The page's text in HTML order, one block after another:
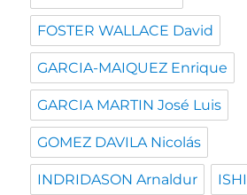
FOSTER WALLACE David
GARCIA-MAIQUEZ Enrique
GARCIA MARTIN José Luis
GOMEZ DAVILA Nicolás
INDRIDASON Arnaldur